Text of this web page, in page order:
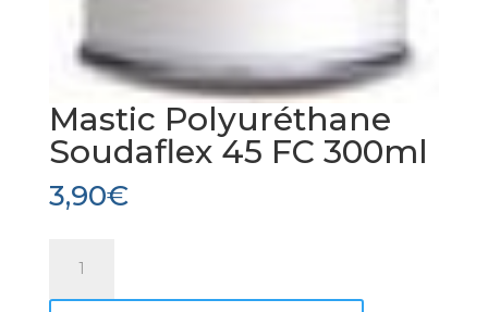
Mastic Polyuréthane
Soudaflex 45 FC 300ml
3,90€
Mastic